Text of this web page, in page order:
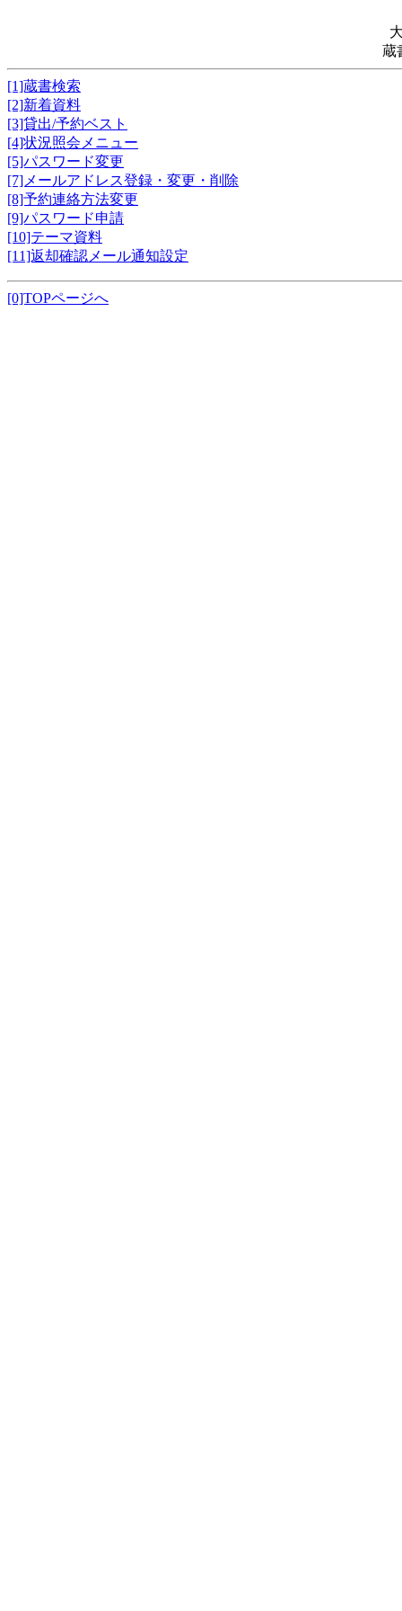
蔵
[1]蔵書検索
[2]新着資料
[3]貸出/予約ベスト
[4]状況照会メニュー
[5]パスワード変更
[7]メールアドレス登録・変更・削除
[8]予約連絡方法変更
[9]パスワード申請
[10]テーマ資料
[11]返却確認メール通知設定
[0]TOPページへ